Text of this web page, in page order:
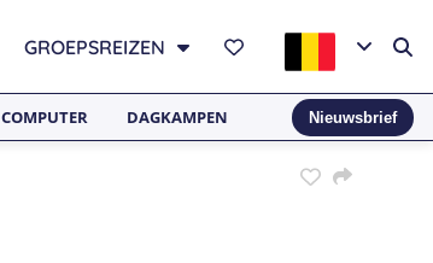
GROEPSREIZEN
COMPUTER DAGKAMPEN Nieuwsbrief